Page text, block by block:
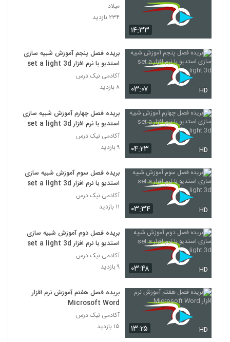
۱۴:۳۳
میلاد
۲۳۴ بازدید
۰۳:۰۷ HD
بریده فصل پنجم آموزش شبیه سازی
استدیو با نرم افزار set a light 3d
آکادمی نیک درس
۸ بازدید
۰۴:۲۳ HD
بریده فصل چهارم آموزش شبیه سازی
استدیو با نرم افزار set a light 3d
آکادمی نیک درس
۹ بازدید
۰۳:۳۴ HD
بریده فصل سوم آموزش شبیه سازی
استدیو با نرم افزار set a light 3d
آکادمی نیک درس
۱۱ بازدید
۰۳:۴۸ HD
بریده فصل دوم آموزش شبیه سازی
استدیو با نرم افزار set a light 3d
آکادمی نیک درس
۹ بازدید
۱۳:۲۵ HD
بریده فصل هفتم آموزش نرم افزار
Microsoft Word
آکادمی نیک درس
۱۵ بازدید